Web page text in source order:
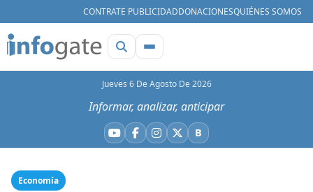
CONTRATE PUBLICIDADDONACIONESQUIÉNES SOMOS
Jueves 6 De Agosto De 2026
Informar, analizar, anticipar
YouTube
Facebook
Instagram
X BBluesky
Economía